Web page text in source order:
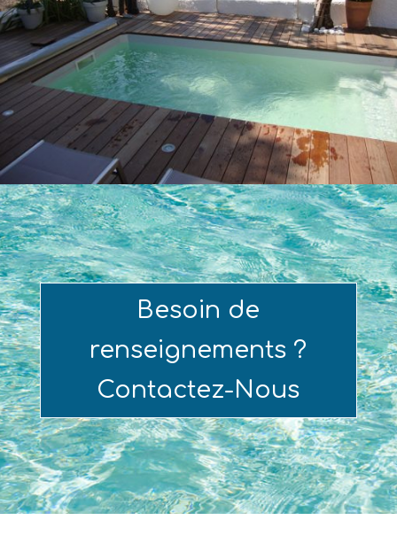
Besoin de
renseignements ?
Contactez-Nous